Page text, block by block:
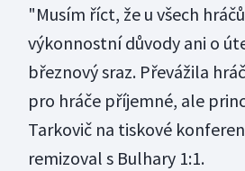
"Musím říct, že u všech
výkonnostní důvody ani o
březnový sraz. Převážila
pro hráče příjemné, ale
Tarkovič na tiskové
remizoval s Bulhary 1:1.